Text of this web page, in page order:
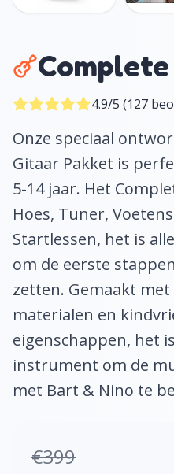
4.9/5 (127
Onze speciaal
Gitaar Pakket is
5-14 jaar. Het
Hoes, Tuner,
Startlessen, het is
om de eerste
zetten. Gemaakt
materialen en
eigenschappen, het
instrument om de
met Bart & Nino te
€399